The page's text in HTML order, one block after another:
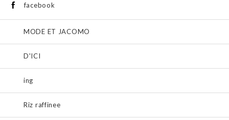
facebook
MODE ET JACOMO
D'ICI
ing
Riz raffinee